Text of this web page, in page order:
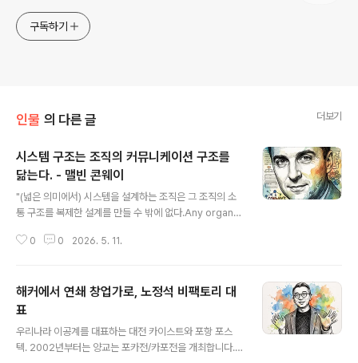
구독하기
인물 의 다른 글 더보기
시스템 구조는 조직의 커뮤니케이션 구조를
닮는다. - 맬빈 콘웨이
"(넓은 의미에서) 시스템을 설계하는 조직은 그 조직의 소
통 구조를 복제한 설계를 만들 수 밖에 없다.Any organiz
ll produce a design whose structure is a copy o
리한 사람은 미국의 컴퓨터 과학자이자 프로그래머인 멜빈
콘웨이(Melvin Conway)입니다. 콘웨이의 법칙은 그의
논문 '위원회는 어떻게 발명하는가(How do committee
s Invent?)'에 소개되었습니다. - 참고; 마틴 파울러의 콘
웨이 법칙 블로그 글콘웨이는 케이..
0 0 2026. 5. 11.
해커에서 연쇄 창업가로, 노정석 비팩토리 대
표
우리나라 이공계를 대표하는 대전 카이스트와 포항 포스
텍. 2002년부터는 양교는 포카전/카포전을 개최합니다.